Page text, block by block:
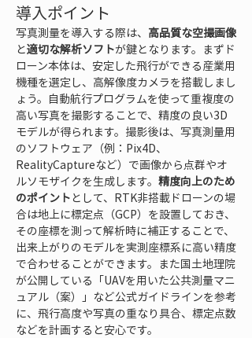
導入ポイント
写真測量を導入する際は、 高品質な空撮画像
と適切な解析ソフトが鍵となります。まずド
ローン本体は、安定した飛行ができる産業用
機種を選定し、高解像度カメラを搭載しまし
ょう。自動航行プログラムを使って重複度の
高い写真を撮影することで、精度の良い3D
モデルが得られます。撮影後は、写真測量用
のソフトウェア（例：Pix4D、
RealityCaptureなど）で画像から点群やオ
ルソモザイクを生成します。 精度向上のため
のポイント として、RTK非搭載ドローンの場
合は地上に標定点（GCP）を設置しておき、
その座標を測って解析時に補正することで、
出来上がりのモデルを実測座標系に高い精度
で合わせることができます。また国土地理院
が公開している「UAVを用いた公共測量マニ
ュアル（案）」など公式ガイドラインを参考
に、飛行高度や写真の重なり具合、標定点数
などを計画すると安心です。